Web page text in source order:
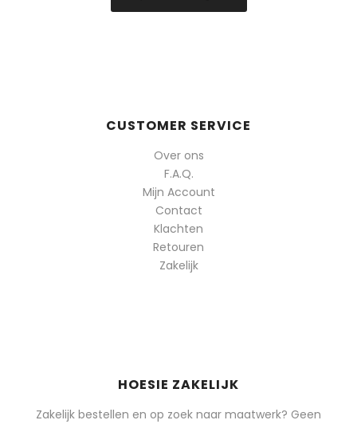
CUSTOMER SERVICE
Over ons
F.A.Q.
Mijn Account
Contact
Klachten
Retouren
Zakelijk
HOESIE ZAKELIJK
Zakelijk bestellen en op zoek naar maatwerk? Geen